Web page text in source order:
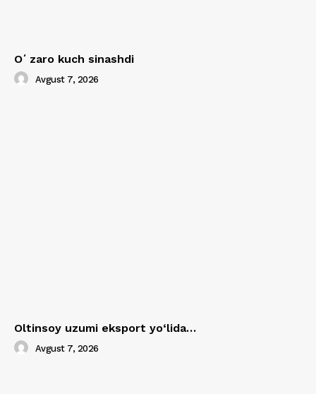
Oʻzaro kuch sinashdi
Avgust 7, 2026
Oltinsoy uzumi eksport yo‘lida…
Avgust 7, 2026